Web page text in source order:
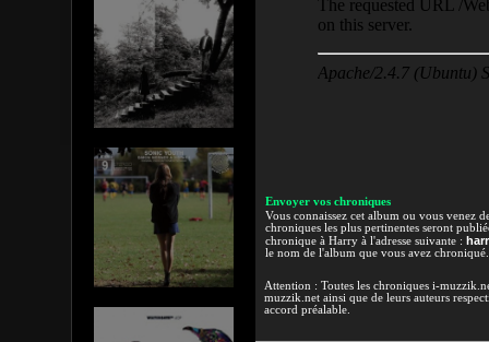
Envoyer vos chroniques
Vous connaissez cet album ou vous venez
chroniques les plus pertinentes seront
chronique à Harry à l'adresse suivante :
le nom de l'album que vous avez
Attention : Toutes les chroniques i-
muzzik.net ainsi que de leurs auteurs
accord préalable.